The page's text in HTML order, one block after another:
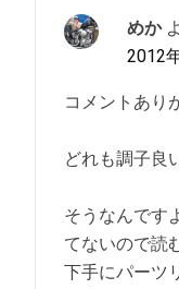
めか
2012
コメントあり
どれも調子良
そうなんです
てないので読
下手にパーツ